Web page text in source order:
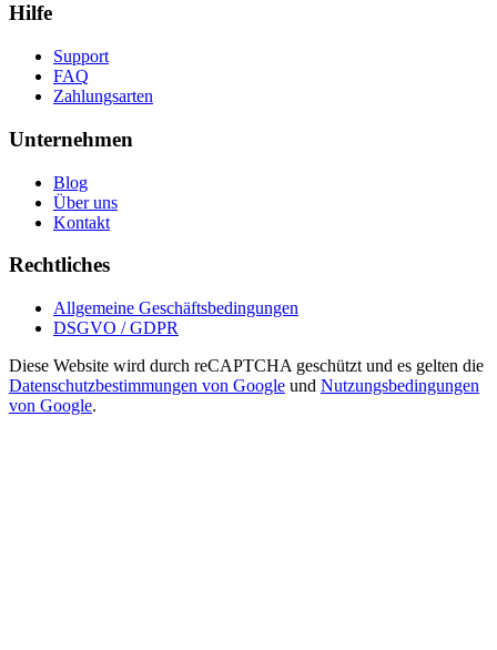
Hilfe
Support
FAQ
Zahlungsarten
Unternehmen
Blog
Über uns
Kontakt
Rechtliches
Allgemeine Geschäftsbedingungen
DSGVO / GDPR
Diese Website wird durch reCAPTCHA geschützt und es gelten die
Datenschutzbestimmungen von Google und Nutzungsbedingungen
von Google.